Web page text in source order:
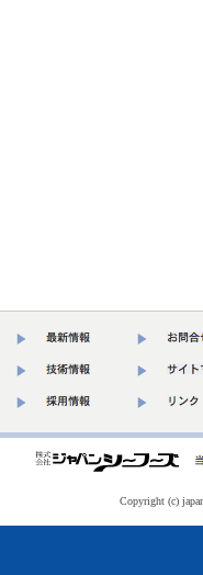
Copyright (c)